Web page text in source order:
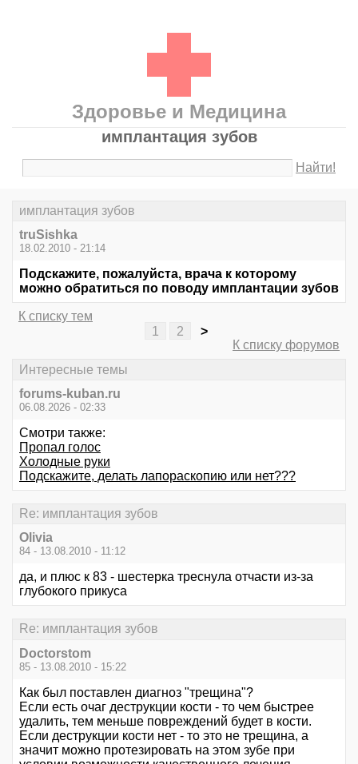
Здоровье и Медицина
имплантация зубов
Найти!
имплантация зубов
truSishka
18.02.2010 - 21:14
Подскажите, пожалуйста, врача к которому
можно обратиться по поводу имплантации зубов
К списку тем
1
2
>
К списку форумов
Интересные темы
forums-kuban.ru
06.08.2026 - 02:33
Смотри также:
Пропал голос
Холодные руки
Подскажите, делать лапораскопию или нет???
Re: имплантация зубов
Olivia
84 - 13.08.2010 - 11:12
да, и плюс к 83 - шестерка треснула отчасти из-за
глубокого прикуса
Re: имплантация зубов
Doctorstom
85 - 13.08.2010 - 15:22
Как был поставлен диагноз "трещина"?
Если есть очаг деструкции кости - то чем быстрее
удалить, тем меньше повреждений будет в кости.
Если деструкции кости нет - то это не трещина, а
значит можно протезировать на этом зубе при